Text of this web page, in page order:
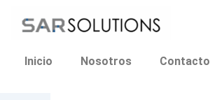
Inicio Nosotros Contacto